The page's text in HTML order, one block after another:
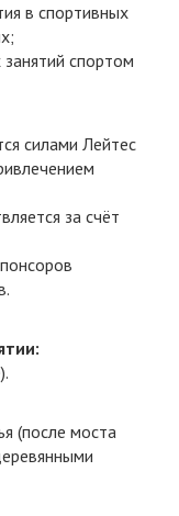
в спортивных
спортом
силами Лейтес
за счёт
(после моста